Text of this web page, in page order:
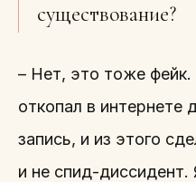
существование?
– Нет, это тоже
откопал в интернете
запись, и из этого
и не спид-диссидент.